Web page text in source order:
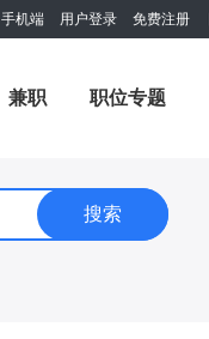
手机端 用户登录 免费注册
兼职 职位专题